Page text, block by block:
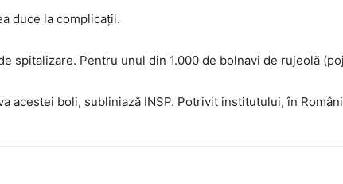
duce la complicaţii.
spitalizare. Pentru unul din 1.000 de bolnavi de rujeolă
acestei boli, subliniază INSP. Potrivit institutului, în